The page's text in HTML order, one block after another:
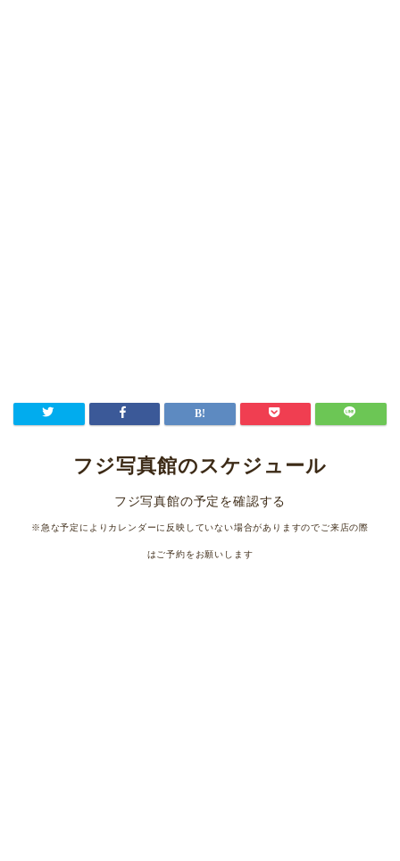
フジ写真館のスケジュール
フジ写真館の予定を確認する
※急な予定によりカレンダーに反映していない場合がありますのでご来店の際
はご予約をお願いします